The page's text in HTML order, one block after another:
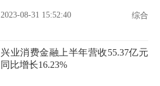
2023-08-31 15:52:40 综合
兴业消费金融上半年营收55.37亿元
同比增长16.23%